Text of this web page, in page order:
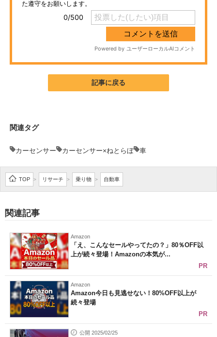
進化するPCとデバイスの未来
AI活用のいまが分かる
企業向けIT製品の総合サイト
製造業のIT導入・活用を支援
モノづくり技術者専門サイト
エレクトロニクス専門サイト
電子設計の基本と応用
エネルギーの専門メディア
建設×テクノロジーの最前線
記事に戻る
関連タグ
カーセンサー カーセンサー×ねとらぼ 車
TOP > リサーチ > 乗り物 > 自動車
関連記事
Amazon
「え、こんなセールやってたの？」80％OFF以
上が続々登場！Amazonの本気が...
PR
Amazon
Amazon今日も見逃せない！80%OFF以上が
続々登場
PR
公開 2025/02/25